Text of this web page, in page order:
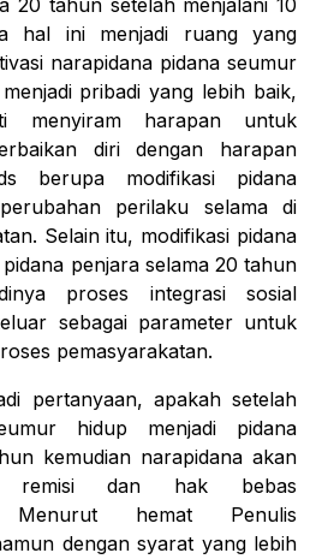
20 tahun setelah menjalani 10
hal ini menjadi ruang yang
narapidana pidana seumur
pribadi yang lebih baik,
menyiram harapan untuk
diridengan harapan
berupa modifikasi pidana
perilaku selama di
Selain itu, modifikasi pidana
penjara selama 20 tahun
proses integrasi sosial
sebagai parameter untuk
pemasyarakatan.
pertanyaan, apakah setelah
hidup menjadi pidana
kemudian narapidana akan
remisi dan hak bebas
Menurut hemat Penulis
dengan syarat yang lebih